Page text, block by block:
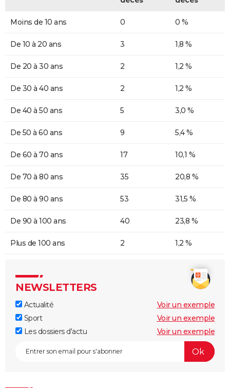
Moins de 10 ans 0 0 %
De 10 à 20 ans 3 1,8 %
De 20 à 30 ans 2 1,2 %
De 30 à 40 ans 2 1,2 %
De 40 à 50 ans 5 3,0 %
De 50 à 60 ans 9 5,4 %
De 60 à 70 ans 17 10,1 %
De 70 à 80 ans 35 20,8 %
De 80 à 90 ans 53 31,5 %
De 90 à 100 ans 40 23,8 %
Plus de 100 ans 2 1,2 %
NEWSLETTERS
Actualité
Voir un exemple
Sport
Voir un exemple
Les dossiers d'actu
Voir un exemple